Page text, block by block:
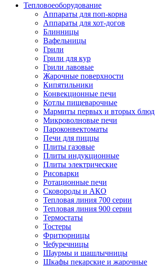
Тепловоеоборудование
Аппараты для поп-корна
Аппараты для хот-догов
Блинницы
Вафельницы
Грили
Грили для кур
Грили лавовые
Жарочные поверхности
Кипятильники
Конвекционные печи
Котлы пищеварочные
Мармиты первых и вторых блюд
Микроволновые печи
Пароконвектоматы
Печи для пиццы
Плиты газовые
Плиты индукционные
Плиты электрические
Рисоварки
Ротационные печи
Сковороды и АКО
Тепловая линия 700 серии
Тепловая линия 900 серии
Термостаты
Тостеры
Фритюрницы
Чебуречницы
Шаурмы и шашлычницы
Шкафы пекарские и жарочные